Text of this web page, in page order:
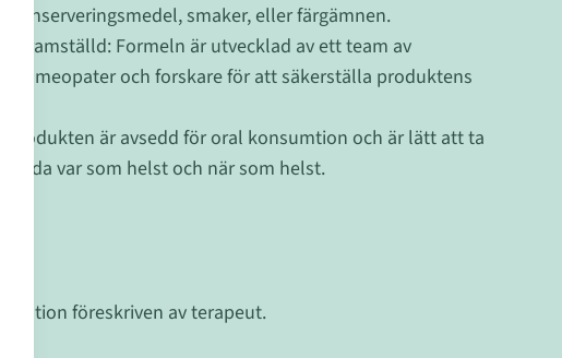
konserveringsmedel, smaker, eller färgämnen.
framställd: Formeln är utvecklad av ett team av
homeopater och forskare för att säkerställa produktens
Produkten är avsedd för oral konsumtion och är lätt att ta
var som helst och när som helst.
föreskriven av terapeut.